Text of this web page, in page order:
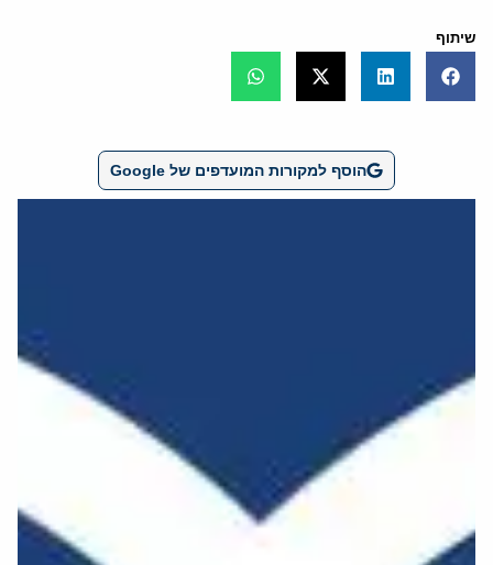
שיתוף
הוסף למקורות המועדפים של Google